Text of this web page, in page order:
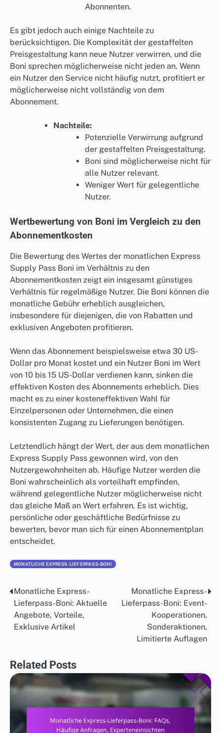
Abonnenten.
Es gibt jedoch auch einige Nachteile zu
berücksichtigen. Die Komplexität der gestaffelten
Preisgestaltung kann neue Nutzer verwirren, und die
Boni sprechen möglicherweise nicht jeden an. Wenn
ein Nutzer den Service nicht häufig nutzt, profitiert er
möglicherweise nicht vollständig von dem
Abonnement.
Nachteile:
Potenzielle Verwirrung aufgrund
der gestaffelten Preisgestaltung.
Boni sind möglicherweise nicht für
alle Nutzer relevant.
Weniger Wert für gelegentliche
Nutzer.
Wertbewertung von Boni im Vergleich zu den
Abonnementkosten
Die Bewertung des Wertes der monatlichen Express
Supply Pass Boni im Verhältnis zu den
Abonnementkosten zeigt ein insgesamt günstiges
Verhältnis für regelmäßige Nutzer. Die Boni können die
monatliche Gebühr erheblich ausgleichen,
insbesondere für diejenigen, die von Rabatten und
exklusiven Angeboten profitieren.
Wenn das Abonnement beispielsweise etwa 30 US-
Dollar pro Monat kostet und ein Nutzer Boni im Wert
von 10 bis 15 US-Dollar verdienen kann, sinken die
effektiven Kosten des Abonnements erheblich. Dies
macht es zu einer kosteneffektiven Wahl für
Einzelpersonen oder Unternehmen, die einen
konsistenten Zugang zu Lieferungen benötigen.
Letztendlich hängt der Wert, der aus dem monatlichen
Express Supply Pass gewonnen wird, von den
Nutzergewohnheiten ab. Häufige Nutzer werden die
Boni wahrscheinlich als vorteilhaft empfinden,
während gelegentliche Nutzer möglicherweise nicht
das gleiche Maß an Wert erfahren. Es ist wichtig,
persönliche oder geschäftliche Bedürfnisse zu
bewerten, bevor man sich für einen Abonnementplan
entscheidet.
MONATLICHE EXPRESS-LIEFERPASS-BONI
Post
navigation
Monatliche Express-
Lieferpass-Boni: Aktuelle
Angebote, Vorteile,
Exklusive Artikel
Monatliche Express-
Lieferpass-Boni: Event-
Kooperationen,
Sonderaktionen,
Limitierte Auflagen
Related Posts